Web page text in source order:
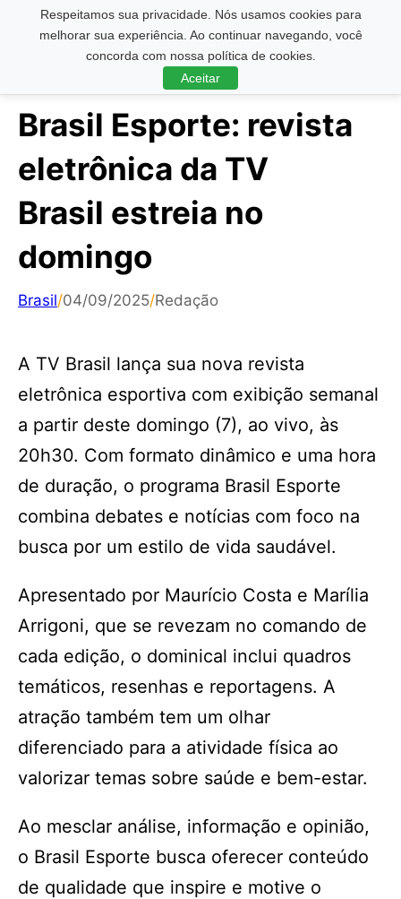
Respeitamos sua privacidade. Nós usamos cookies para
melhorar sua experiência. Ao continuar navegando, você
concorda com nossa política de cookies.
Aceitar
Pesquisar ...
Brasil Esporte: revista
eletrônica da TV
Brasil estreia no
domingo
Brasil/04/09/2025/Redação
A TV Brasil lança sua nova revista
eletrônica esportiva com exibição semanal
a partir deste domingo (7), ao vivo, às
20h30. Com formato dinâmico e uma hora
de duração, o programa Brasil Esporte
combina debates e notícias com foco na
busca por um estilo de vida saudável.
Apresentado por Maurício Costa e Marília
Arrigoni, que se revezam no comando de
cada edição, o dominical inclui quadros
temáticos, resenhas e reportagens. A
atração também tem um olhar
diferenciado para a atividade física ao
valorizar temas sobre saúde e bem-estar.
Ao mesclar análise, informação e opinião,
o Brasil Esporte busca oferecer conteúdo
de qualidade que inspire e motive o